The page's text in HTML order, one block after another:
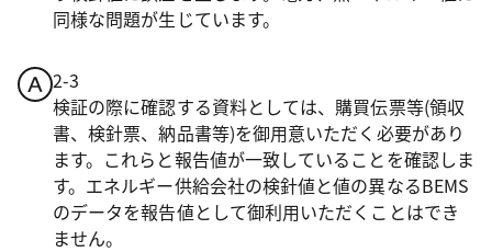
同様な問題が生じています。
2-3
検証の際に確認する資料としては、購買伝票等(領収
書、検針票、納品書等)を御用意いただく必要があり
ます。これらと報告値が一致していることを確認しま
す。エネルギー供給会社の検針値と値の異なるBEMS
のデータを報告値として御利用いただくことはでき
ません。